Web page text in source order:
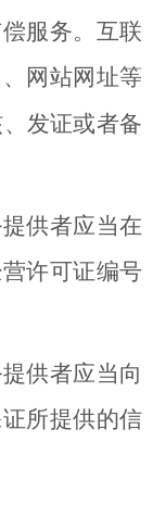
服务。互联
网站网址等
发证或者备
供者应当在
许可证编号
供者应当向
所提供的信